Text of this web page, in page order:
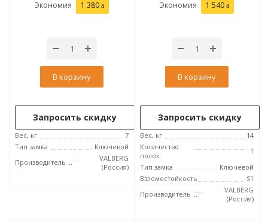
Экономия 1 380
В корзину
Запросить скидку
Вес, кг
7
Тип замка
Ключевой
Производитель
VALBERG
(Россия)
Экономия 1 540
В корзину
Запросить скидку
Вес, кг
14
Количество
полок
1
Тип замка
Ключевой
Взломостойкость
S1
Производитель
VALBERG
(Россия)